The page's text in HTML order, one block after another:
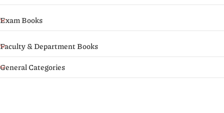
Exam Books
Faculty & Department Books
General Categories